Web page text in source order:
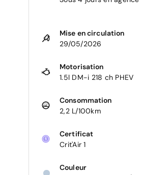
Mise en circulation
29/05/2026
Motorisation
1.5l DM-i 218 ch PHEV
Consommation
2,2 L/100km
Certificat
Crit'Air 1
Couleur